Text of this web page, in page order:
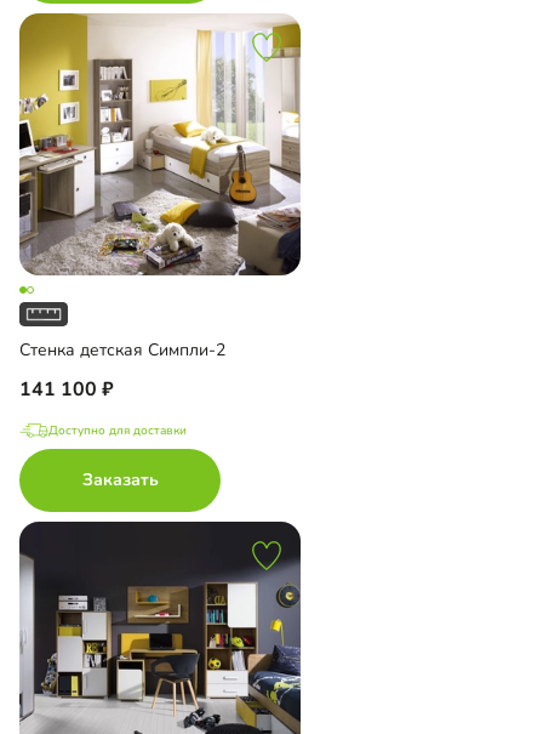
Стенка детская Симпли-2
141 100
Доступно для доставки
Заказать